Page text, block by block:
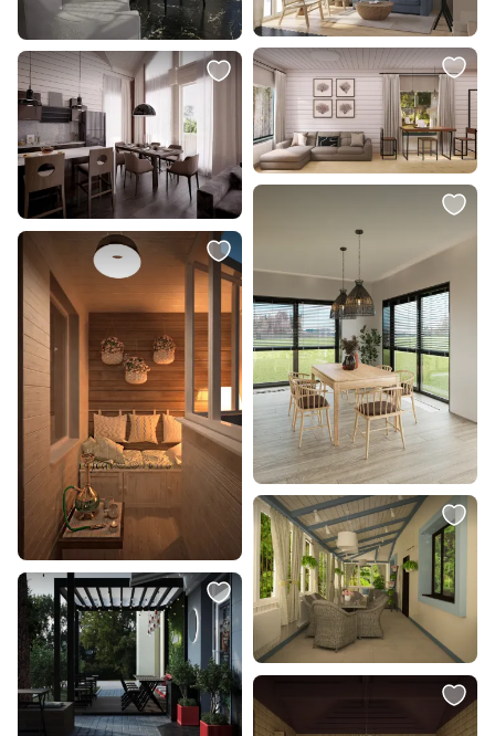
Подвесной светильник Maytoni
Luna 220-240V IP20 3000K
P039PL-5W3K-20-B
В корзину
Подвес Lussole Ньюйорк LSP-
9601
В корзину
13 990 ₽
Подвесной светильник Maytoni
The Sixth Sence 220-240V IP20
3000K Z020PL-L6B3K
В корзину
5 082 ₽
Подвес Lussole Ньюйорк LSP-
9600
В корзину
8 873 ₽
Уличный подвес Odeon Light
CAMPA E27 1*60W IP44 4965/1
В корзину
7 200 ₽
Настенный светильник
тропический Favourite Magrib
1214-1W
В корзину